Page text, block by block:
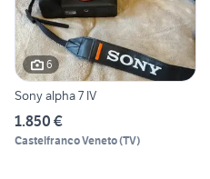
6
Sony alpha 7 IV
1.850 €
Castelfranco Veneto(TV)